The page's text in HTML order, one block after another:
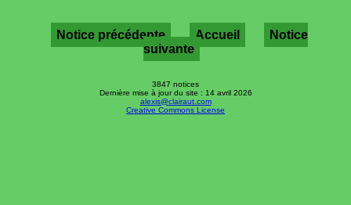
Notice précédente Accueil
Notice
suivante
3847 notices
Dernière mise à jour du site : 14 avril 2026
alexis@clairaut.com
Creative Commons License